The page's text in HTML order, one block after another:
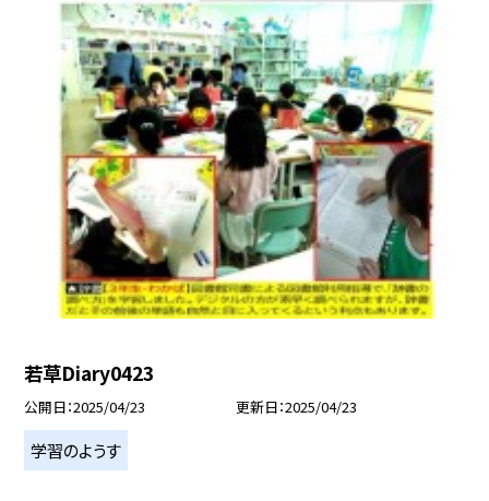
若草Diary0423
公開日 2025/04/23 更新日 2025/04/23
学習のようす